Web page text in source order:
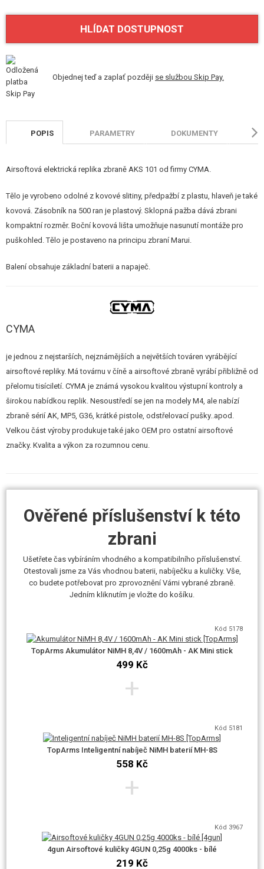
HLÍDAT DOSTUPNOST
Objednej teď a zaplať později se službou Skip Pay.
POPIS PARAMETRY DOKUMENTY
Airsoftová elektrická replika zbraně AKS 101 od firmy CYMA.
Tělo je vyrobeno odolné z kovové slitiny, předpažbí z plastu, hlaveň je také
kovová. Zásobník na 500 ran je plastový. Sklopná pažba dává zbrani
kompaktní rozměr. Boční kovová lišta umožňuje nasunutí montáže pro
puškohled. Tělo je postaveno na principu zbraní Marui.
Balení obsahuje základní baterii a napaječ.
CYMA
je jednou z nejstarších, nejznámějších a největších továren vyrábějící
airsoftové repliky. Má továrnu v číně a airsoftové zbraně vyrábí přibližně od
přelomu tisíciletí. CYMA je známá vysokou kvalitou výstupní kontroly a
širokou nabídkou replik. Nesoustředí se jen na modely M4, ale nabízí
zbraně sérií AK, MP5, G36, krátké pistole, odstřelovací pušky..apod.
Velkou část výroby produkuje také jako OEM pro ostatní airsoftové
značky. Kvalita a výkon za rozumnou cenu.
Ověřené příslušenství k této
zbrani
Ušetřete čas vybíráním vhodného a kompatibilního příslušenství.
Otestovali jsme za Vás vhodnou baterii, nabíječku a kuličky. Vše,
co budete potřebovat pro zprovoznění Vámi vybrané zbraně.
Jedním kliknutím je vložte do košíku.
Kód 5178
TopArms Akumulátor NiMH 8,4V / 1600mAh - AK Mini stick
499 Kč
+
Kód 5181
TopArms Inteligentní nabíječ NiMH baterií MH-8S
558 Kč
+
Kód 3967
4gun Airsoftové kuličky 4GUN 0,25g 4000ks - bílé
219 Kč